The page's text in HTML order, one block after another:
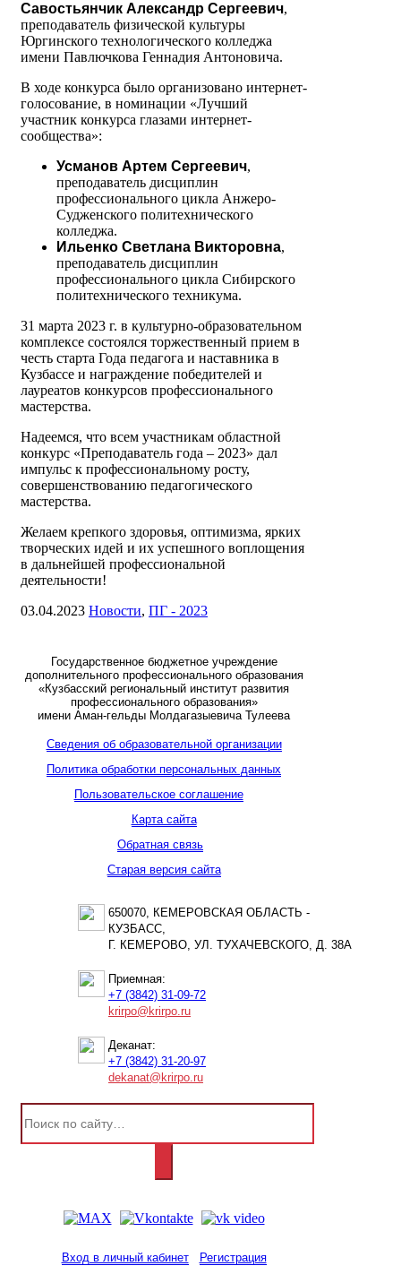
Савостьянчик Александр Сергеевич,
преподаватель физической культуры
Юргинского технологического колледжа
имени Павлючкова Геннадия Антоновича.
В ходе конкурса было организовано интернет-
голосование, в номинации «Лучший
участник конкурса глазами интернет-
сообщества»:
Усманов Артем Сергеевич,
преподаватель дисциплин
профессионального цикла Анжеро-
Судженского политехнического
колледжа.
Ильенко Светлана Викторовна,
преподаватель дисциплин
профессионального цикла Сибирского
политехнического техникума.
31 марта 2023 г. в культурно-образовательном
комплексе состоялся торжественный прием в
честь старта Года педагога и наставника в
Кузбассе и награждение победителей и
лауреатов конкурсов профессионального
мастерства.
Надеемся, что всем участникам областной
конкурс «Преподаватель года – 2023» дал
импульс к профессиональному росту,
совершенствованию педагогического
мастерства.
Желаем крепкого здоровья, оптимизма, ярких
творческих идей и их успешного воплощения
в дальнейшей профессиональной
деятельности!
03.04.2023 Новости, ПГ - 2023
Государственное бюджетное учреждение
дополнительного профессионального образования
«Кузбасский региональный институт развития
профессионального образования»
имени Аман-гельды Молдагазыевича Тулеева
Сведения об образовательной организации
Политика обработки персональных данных
Пользовательское соглашение
Карта сайта
Обратная связь
Старая версия сайта
650070, КЕМЕРОВСКАЯ ОБЛАСТЬ -
КУЗБАСС,
Г. КЕМЕРОВО, УЛ. ТУХАЧЕВСКОГО, Д. 38А
Приемная:
+7 (3842) 31-09-72
krirpo@krirpo.ru
Деканат:
+7 (3842) 31-20-97
dekanat@krirpo.ru
Вход в личный кабинет Регистрация